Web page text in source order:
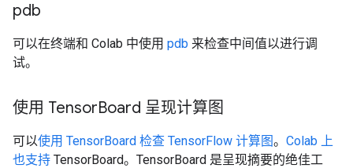
pdb
可以在终端和 Colab 中使用 pdb 来检查中间值以进行调
试。
使用 TensorBoard 呈现计算图
可以使用 TensorBoard 检查 TensorFlow 计算图。 Colab 上
也支持 TensorBoard。TensorBoard 是呈现摘要的绝佳工